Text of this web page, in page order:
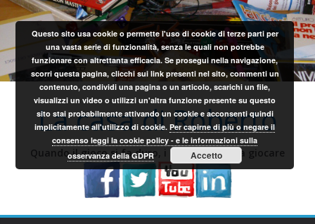
Salta
al
contenuto
La casa di Roberto
Quando il gioco si fa duro, i sardi iniziano a giocare
Questo sito usa cookie o permette l'uso di cookie di terze parti per
una vasta serie di funzionalità, senza le quali non potrebbe
funzionare con altrettanta efficacia. Se prosegui nella navigazione,
scorri questa pagina, clicchi sui link presenti nel sito, commenti un
contenuto, condividi una pagina o un articolo, scarichi un file,
visualizzi un video o utilizzi un'altra funzione presente su questo
sito stai probabilmente attivando un cookie e acconsenti quindi
implicitamente all'utilizzo di cookie.Per capirne di più o negare il
consenso leggi la cookie policy - e le informazioni sulla
osservanza della GDPR
Accetto